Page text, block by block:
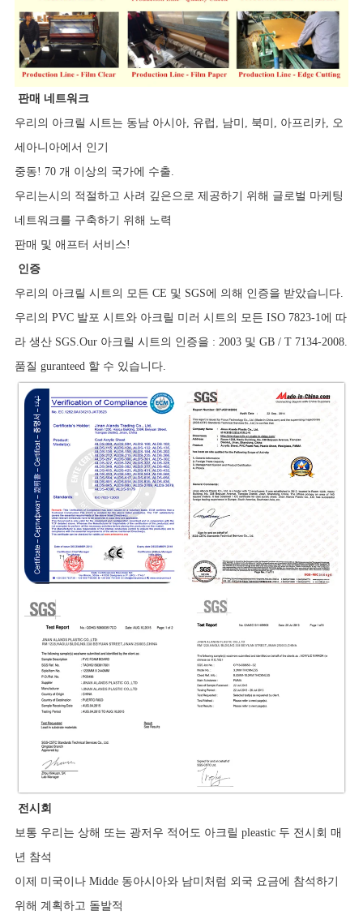
판매 네트워크
우리의 아크릴 시트는 동남 아시아, 유럽, 남미, 북미, 아프리카, 오
세아니아에서 인기
중동! 70 개 이상의 국가에 수출.
우리는시의 적절하고 사려 깊은으로 제공하기 위해 글로벌 마케팅
네트워크를 구축하기 위해 노력
판매 및 애프터 서비스!
인증
우리의 아크릴 시트의 모든 CE 및 SGS에 의해 인증을 받았습니다.
우리의 PVC 발포 시트와 아크릴 미러 시트의 모든 ISO 7823-1에 따
라 생산 SGS.Our 아크릴 시트의 인증을 : 2003 및 GB / T 7134-2008.
품질 guranteed 할 수 있습니다.
전시회
보통 우리는 상해 또는 광저우 적어도 아크릴 pleastic 두 전시회 매
년 참석
이제 미국이나 Midde 동아시아와 남미처럼 외국 요금에 참석하기
위해 계획하고 돌발적